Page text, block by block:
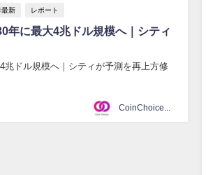
新 レポート
年に最大4兆ドル規模へ｜シティ
兆ドル規模へ｜シティが予測を再上方修